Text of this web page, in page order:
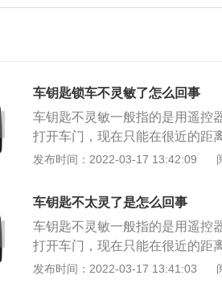
车钥匙锁车不灵敏了怎么回事
车钥匙不灵敏一般指的是用遥控
打开车门，现在只能在很近的距
能用遥控器打开车门。这种情况
般情况下虽然在按下遥控器的时
充足。所以出现这个问题后首先
的问题导致的不灵敏，这情况下
接收器天线短路，导致接收器无
因，车辆停靠在了有信号干扰源
发布时间：2022-03-17 13:42:09
车钥匙不太灵了是怎么回事
车钥匙不灵敏一般指的是用遥控
打开车门，现在只能在很近的距
能用遥控器打开车门。这种情况
发布时间：2022-03-17 13:41:03